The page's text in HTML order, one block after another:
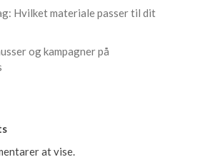
Hvilket materiale passer til dit
og kampagner på
at vise.